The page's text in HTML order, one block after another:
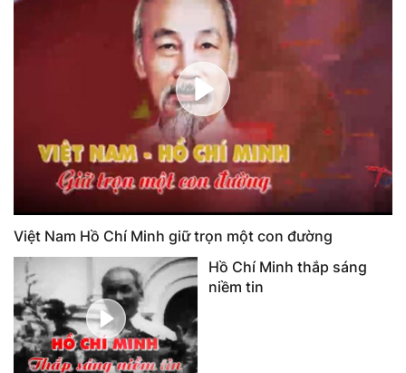
Việt Nam Hồ Chí Minh giữ trọn một con đường
Hồ Chí Minh thắp sáng
niềm tin